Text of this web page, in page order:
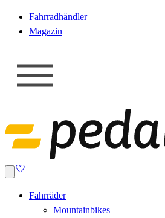
Fahrradhändler
Magazin
Fahrräder
Mountainbikes